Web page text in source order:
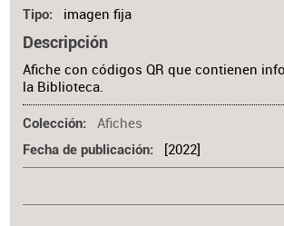
Tipo imagen fija
Descripción
Afiche con códigos QR que contienen
la Biblioteca.
Colección Afiches
Fecha de publicación [2022]